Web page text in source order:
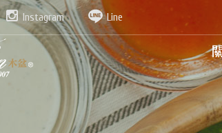
Instagram Line
會